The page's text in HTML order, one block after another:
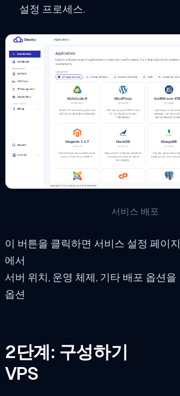
설정 프로세스.
서비스 배포
이 버튼을 클릭하면 서비스 설정 페이
에서
서버 위치, 운영 체제, 기타 배포 옵션을
옵션
2단계: 구성하기
VPS